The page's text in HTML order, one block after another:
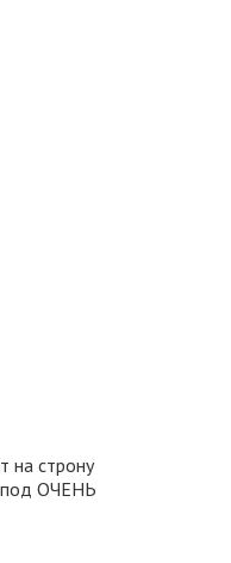
на строну
под ОЧЕНЬ